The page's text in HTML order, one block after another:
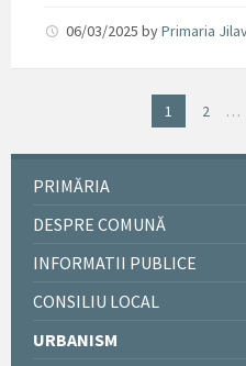
06/03/2025 byPrimaria
1 2 …
PRIMĂRIA
DESPRE COMUNĂ
INFORMATII PUBLICE
CONSILIU LOCAL
URBANISM